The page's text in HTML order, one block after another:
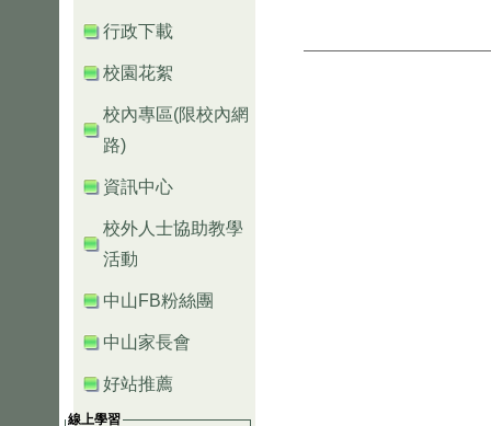
行政下載
校園花絮
校內專區(限校內網
路)
資訊中心
校外人士協助教學
活動
中山FB粉絲團
中山家長會
好站推薦
線上學習